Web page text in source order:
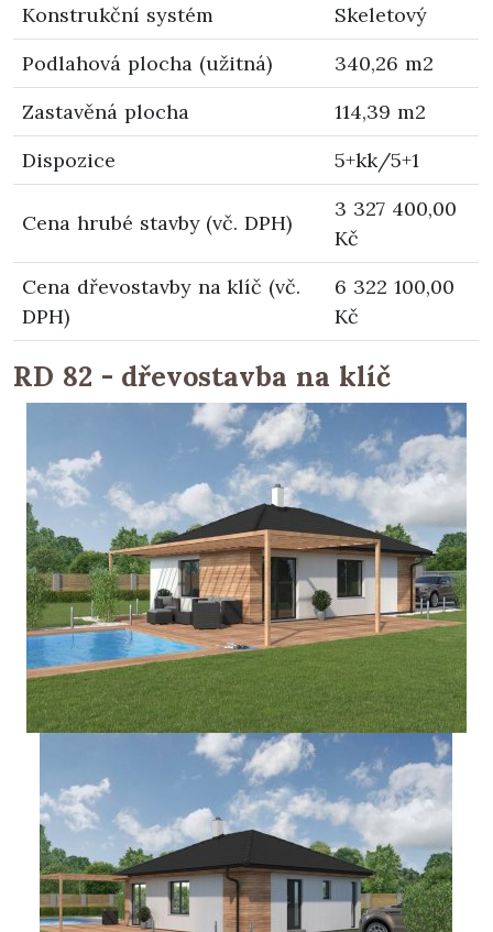
Konstrukční systém
Skeletový
Podlahová plocha (užitná)
340,26 m2
Zastavěná plocha
114,39 m2
Dispozice
5+kk/5+1
Cena hrubé stavby (vč. DPH)
3 327 400,00
Kč
Cena dřevostavby na klíč (vč.
DPH)
6 322 100,00
Kč
RD 82 - dřevostavba na klíč